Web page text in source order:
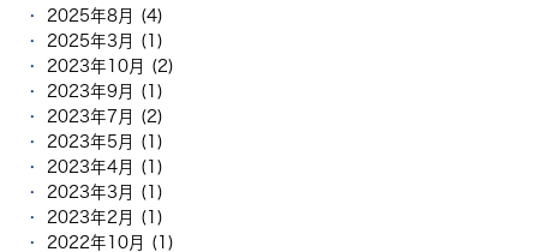
2025年8月 (4)
2025年3月 (1)
2023年10月 (2)
2023年9月 (1)
2023年7月 (2)
2023年5月 (1)
2023年4月 (1)
2023年3月 (1)
2023年2月 (1)
2022年10月 (1)